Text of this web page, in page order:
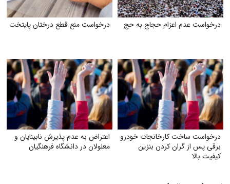
درخواست عدم اعزام حجاج به حج درخواست منع قطع درختان پایتخت
درخواست ساخت کارخانجات خودرو
برقی پس از گران کردن بنزین
کیفیت بالا
اعتراض به عدم پذیرش نابینایان و
معلولان در دانشگاه فرهنگیان